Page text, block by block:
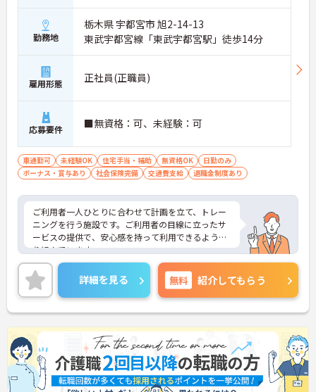
勤務地
栃木県 宇都宮市 旭2-14-13
東武宇都宮線「東武宇都宮駅」徒歩14分
雇用形態 正社員(正職員)
応募要件 ■無資格：可、未経験：可
車通勤可 未経験OK 住宅手当・補助 無資格OK
日勤のみ
ボーナス・賞与あり
社会保険完備 交通費支給 退職金制度あり
ご利用者一人ひとりに合わせて計画を立て、トレー
ニングを行う施設です。ご利用者の目線に立ったサ
ービスの提供で、安心感を持って利用できるよう取
り組んでいます。
丁寧にサービスを提供できるか方であれば、未経験
も方でも、無資格の方でも歓迎です。土日が基本的
なお休みになるので、プライベートとのメリハリを
つけて就業ができます。
ご興味のある方には、面接対策ポイントなど、さら
に詳細をお話しいたしますのでお気軽にご相談くだ
さい！
詳細を見る 無料 紹介してもらう